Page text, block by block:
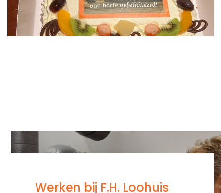
Werken bij F.H. Loohuis